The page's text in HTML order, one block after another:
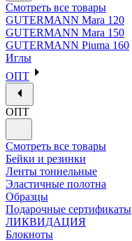
Смотреть все товары
GUTERMANN Mara 120
GUTERMANN Mara 150
GUTERMANN Piuma 160
Иглы
ОПТ
ОПТ
Смотреть все товары
Бейки и резинки
Ленты тоннельные
Эластичные полотна
Образцы
Подарочные сертификаты
ЛИКВИДАЦИЯ
Блокноты